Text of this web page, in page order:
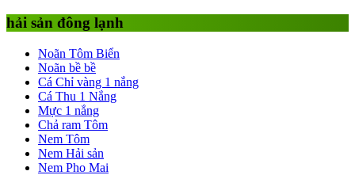
hải sản đông lạnh
Noãn Tôm Biển
Noãn bề bề
Cá Chỉ vàng 1 nắng
Cá Thu 1 Nắng
Mực 1 nắng
Chả ram Tôm
Nem Tôm
Nem Hải sản
Nem Pho Mai